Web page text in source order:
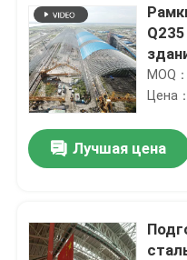
угля
MOQ
Цена
Лучшая цена